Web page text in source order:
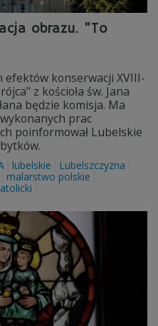
obrazu. "To
konserwacji XVIII-
z kościoła św. Jana
będzie komisja. Ma
prac
poinformował Lubelskie
lubelskie
Lubelszczyzna
malarstwo polskie